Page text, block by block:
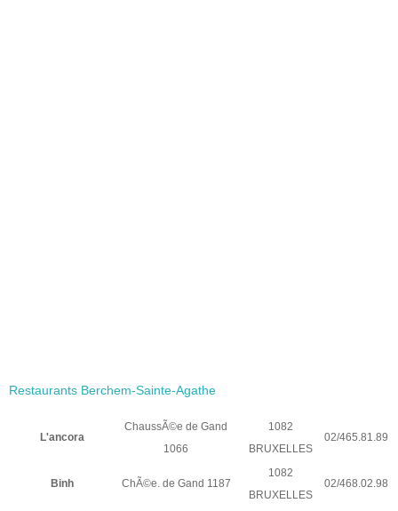
Restaurants Berchem-Sainte-Agathe
L'ancora
ChaussÃ©e de Gand
1066
1082
BRUXELLES
02/465.81.89
Binh ChÃ©e. de Gand 1187
1082
BRUXELLES
02/468.02.98